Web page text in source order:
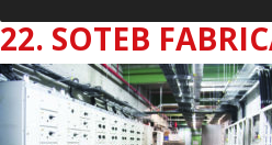
22. SOTEB